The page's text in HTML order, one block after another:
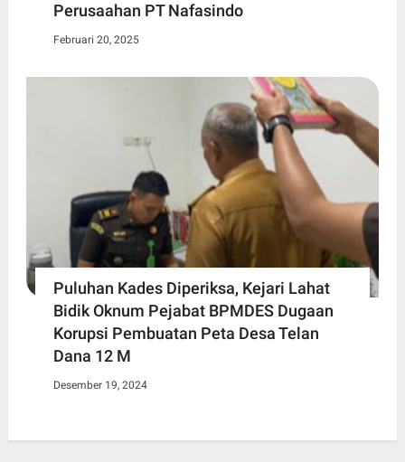
Perusaahan PT Nafasindo
Februari 20, 2025
Puluhan Kades Diperiksa, Kejari Lahat
Bidik Oknum Pejabat BPMDES Dugaan
Korupsi Pembuatan Peta Desa Telan
Dana 12 M
Desember 19, 2024